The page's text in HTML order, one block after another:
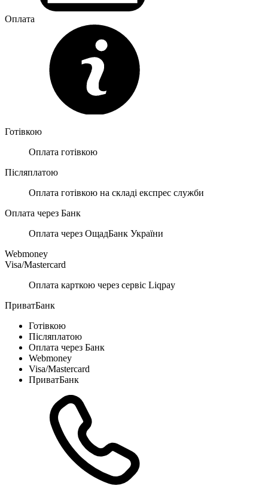
Оплата
Готівкою
Оплата готівкою
Післяплатою
Оплата готівкою на складі експрес служби
Оплата через Банк
Оплата через ОщадБанк України
Webmoney
Visa/Mastercard
Оплата карткою через сервіс Liqpay
ПриватБанк
Готівкою
Післяплатою
Оплата через Банк
Webmoney
Visa/Mastercard
ПриватБанк